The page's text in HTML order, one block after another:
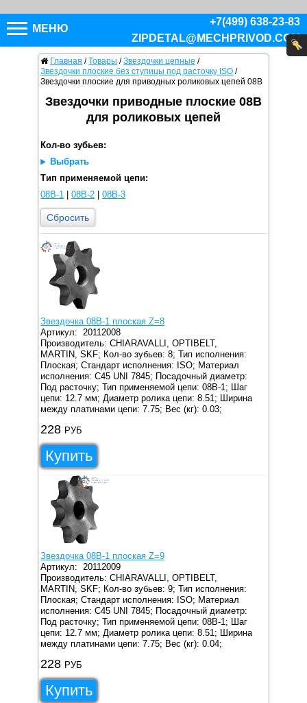
МЕНЮ
+7(499) 638-23-83
ZIPDETAL@MECHPRIVOD.COM
Главная / Товары / Звездочки цепные /
Звездочки плоские без ступицы под расточку ISO /
Звездочки плоские для приводных роликовых цепей 08B
Звездочки приводные плоские 08B
для роликовых цепей
Кол-во зубьев:
Выбрать
Тип применяемой цепи:
08B-1 |08B-2 |08B-3
Сбросить
Звездочка 08B-1 плоская Z=8
Артикул: 20112008
Производитель: CHIARAVALLI, OPTIBELT,
MARTIN, SKF; Кол-во зубьев: 8; Тип исполнения:
Плоская; Стандарт исполнения: ISO; Материал
исполнения: C45 UNI 7845; Посадочный диаметр:
Под расточку; Тип применяемой цепи: 08B-1;
Шаг
цепи: 12.7 мм; Диаметр ролика цепи: 8.51;
Ширина
между платинами цепи: 7.75; Вес (кг): 0.03;
228 РУБ
Купить
Звездочка 08B-1 плоская Z=9
Артикул: 20112009
Производитель: CHIARAVALLI, OPTIBELT,
MARTIN, SKF; Кол-во зубьев: 9; Тип исполнения:
Плоская; Стандарт исполнения: ISO; Материал
исполнения: C45 UNI 7845; Посадочный диаметр:
Под расточку; Тип применяемой цепи: 08B-1;
Шаг
цепи: 12.7 мм; Диаметр ролика цепи: 8.51;
Ширина
между платинами цепи: 7.75; Вес (кг): 0.04;
228 РУБ
Купить